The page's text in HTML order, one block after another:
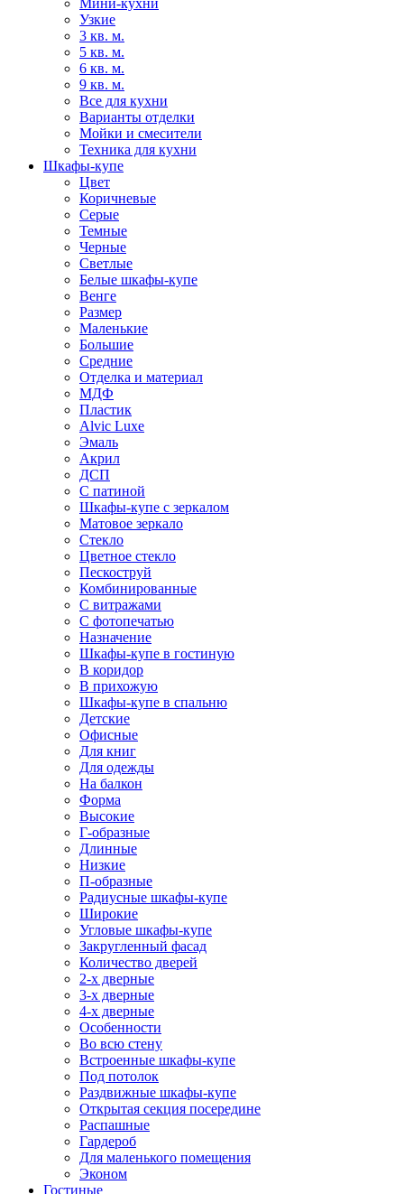
Мини-кухни
Узкие
3 кв. м.
5 кв. м.
6 кв. м.
9 кв. м.
Все для кухни
Варианты отделки
Мойки и смесители
Техника для кухни
Шкафы-купе
Цвет
Коричневые
Серые
Темные
Черные
Светлые
Белые шкафы-купе
Венге
Размер
Маленькие
Большие
Средние
Отделка и материал
МДФ
Пластик
Alvic Luxe
Эмаль
Акрил
ДСП
С патиной
Шкафы-купе с зеркалом
Матовое зеркало
Стекло
Цветное стекло
Пескоструй
Комбинированные
С витражами
С фотопечатью
Назначение
Шкафы-купе в гостиную
В коридор
В прихожую
Шкафы-купе в спальню
Детские
Офисные
Для книг
Для одежды
На балкон
Форма
Высокие
Г-образные
Длинные
Низкие
П-образные
Радиусные шкафы-купе
Широкие
Угловые шкафы-купе
Закругленный фасад
Количество дверей
2-х дверные
3-х дверные
4-х дверные
Особенности
Во всю стену
Встроенные шкафы-купе
Под потолок
Раздвижные шкафы-купе
Открытая секция посередине
Распашные
Гардероб
Для маленького помещения
Эконом
Гостиные